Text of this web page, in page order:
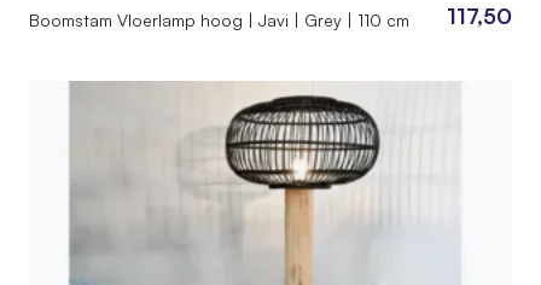
Boomstam Vloerlamp hoog | Javi | Grey | 110 cm 117,50